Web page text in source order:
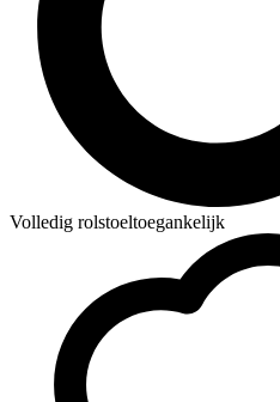
Volledig rolstoeltoegankelijk